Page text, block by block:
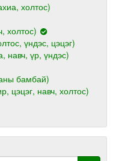
холтос)
холтос)
үндэс, цэцэг)
навч, үр, үндэс)
бамбай)
цэцэг, навч, холтос)